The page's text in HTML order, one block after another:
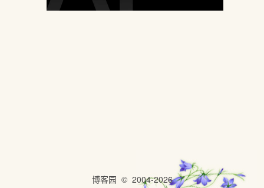
博客园 © 2004-2026